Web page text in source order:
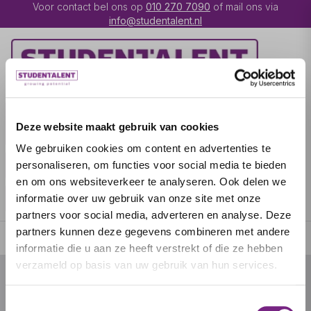
Deze website maakt gebruik van cookies
We gebruiken cookies om content en advertenties te
personaliseren, om functies voor social media te bieden
en om ons websiteverkeer te analyseren. Ook delen we
informatie over uw gebruik van onze site met onze
partners voor social media, adverteren en analyse. Deze
partners kunnen deze gegevens combineren met andere
informatie die u aan ze heeft verstrekt of die ze hebben
verzameld op basis van uw gebruik van hun services.
Voor contact bel ons op 010 270 7090 of mail ons via
info@studentalent.nl
UITZENDKRACHT
IK BEN WERKGEVER OVER STUDENTALENT
SPECIALISATIES